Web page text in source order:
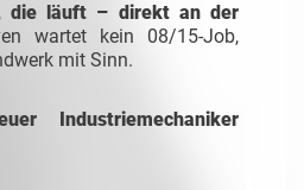
die läuft – direkt an der
wartet kein 08/15-Job,
mit Sinn.
Industriemechaniker